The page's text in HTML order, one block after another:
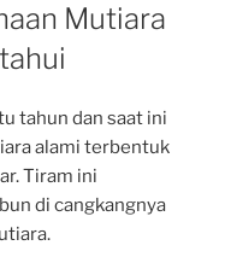
Mutiara
tahun dan saat ini
alami terbentuk
Tiram ini
di cangkangnya